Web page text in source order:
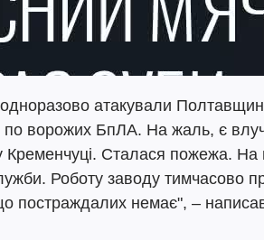
атакували
ворожих БпЛА. На жаль, є
Сталася пожежа. На
Роботу заводу тимчасово
постраждалих немає", –